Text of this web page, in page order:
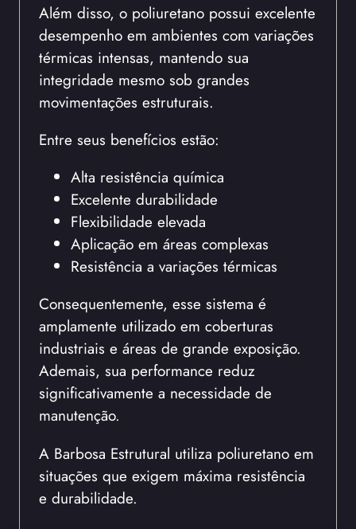
Além disso, o poliuretano possui excelente
desempenho em ambientes com variações
térmicas intensas, mantendo sua
integridade mesmo sob grandes
movimentações estruturais.
Entre seus benefícios estão:
Alta resistência química
Excelente durabilidade
Flexibilidade elevada
Aplicação em áreas complexas
Resistência a variações térmicas
Consequentemente, esse sistema é
amplamente utilizado em coberturas
industriais e áreas de grande exposição.
Ademais, sua performance reduz
significativamente a necessidade de
manutenção.
A Barbosa Estrutural utiliza poliuretano em
situações que exigem máxima resistência
e durabilidade.